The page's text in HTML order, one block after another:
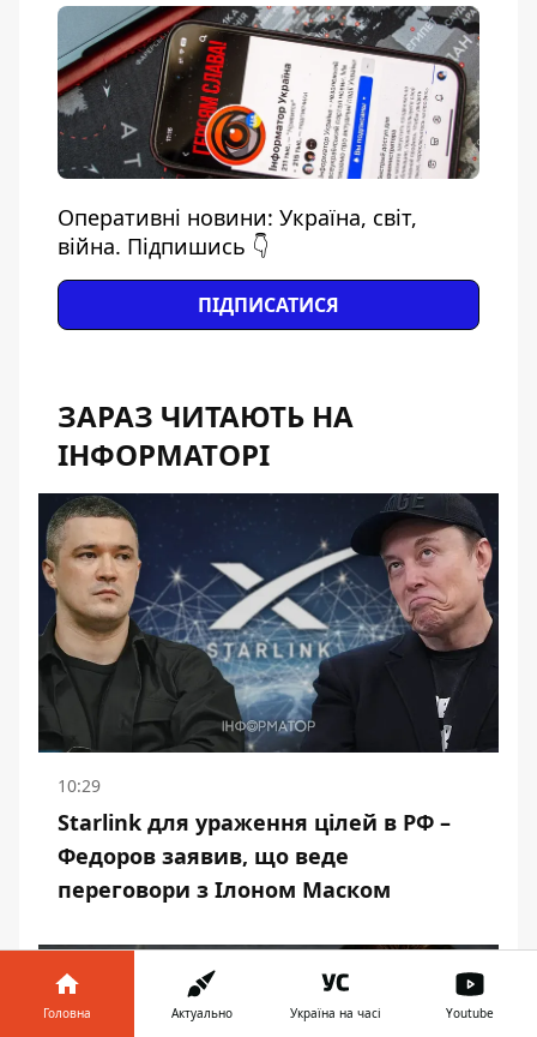
Оперативні новини: Україна, світ,
війна. Підпишись 👇
ПІДПИСАТИСЯ
ЗАРАЗ ЧИТАЮТЬ НА
ІНФОРМАТОРІ
10:29
Starlink для ураження цілей в РФ –
Федоров заявив, що веде
переговори з Ілоном Маском
Головна Актуально Україна на часі Youtube